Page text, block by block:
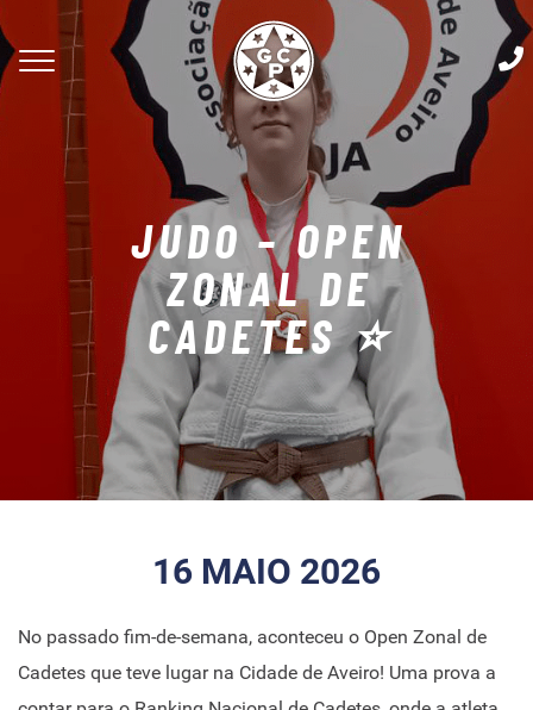
JUDO – OPEN
ZONAL DE
CADETES ⭐
16 MAIO 2026
No passado fim-de-semana, aconteceu o Open Zonal de
Cadetes que teve lugar na Cidade de Aveiro! Uma prova a